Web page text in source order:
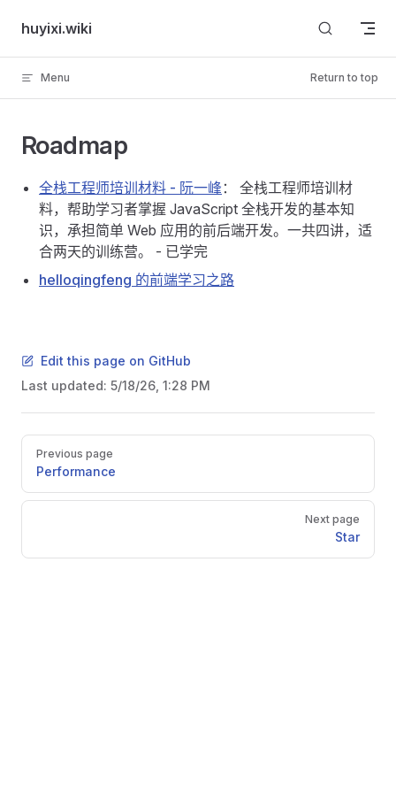
Skip to content
huyixi.wiki
Menu Return to top
Roadmap
全栈工程师培训材料 - 阮一峰 ： 全栈工程师培训材
料，帮助学习者掌握 JavaScript 全栈开发的基本知
识，承担简单 Web 应用的前后端开发。一共四讲，适
合两天的训练营。 - 已学完
helloqingfeng 的前端学习之路
Edit this page on GitHub
Last updated: 5/18/26, 1:28 PM
Pager
Previous page
Performance
Next page
Star